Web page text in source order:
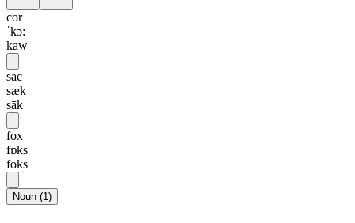
cor
ˈkɔ:
kaw
sac
sæk
sāk
fox
fɒks
foks
Noun (1)